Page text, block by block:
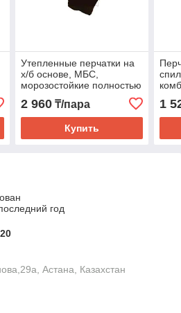
Утепленные перчатки на
х/б основе, МБС,
морозостойкие полностью
облитые ПВХ. манжет
трикотаж, АЛЯСКА.
2 960₸/пара
Купить
1
год
Астана, Казахстан